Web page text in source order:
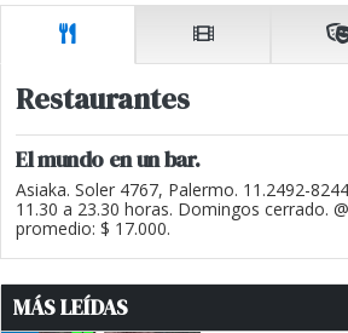
Restaurantes
El mundo en un bar.
Asiaka. Soler 4767, Palermo. 11.2492-
11.30 a 23.30 horas. Domingos cerrado.
promedio: $ 17.000.
MÁS LEÍDAS